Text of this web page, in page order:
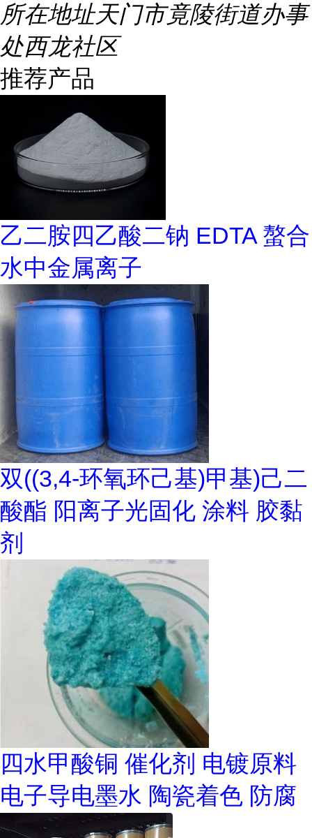
所在地址天门市竟陵街道办事
处西龙社区
推荐产品
乙二胺四乙酸二钠 EDTA 螯合
水中金属离子
双((3,4-环氧环己基)甲基)己二
酸酯 阳离子光固化 涂料 胶黏
剂
四水甲酸铜 催化剂 电镀原料
电子导电墨水 陶瓷着色 防腐